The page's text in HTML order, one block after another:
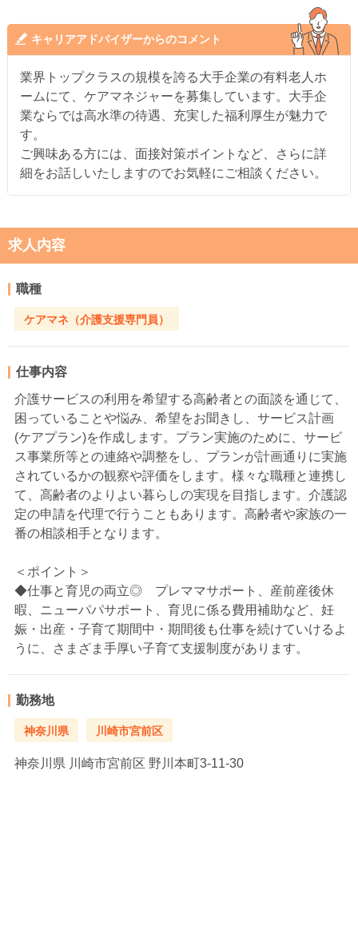
キャリアアドバイザーからのコメント
業界トップクラスの規模を誇る大手企業の有料老人ホ
ームにて、ケアマネジャーを募集しています。大手企
業ならでは高水準の待遇、充実した福利厚生が魅力で
す。
ご興味ある方には、面接対策ポイントなど、さらに詳
細をお話しいたしますのでお気軽にご相談ください。
求人内容
職種
ケアマネ（介護支援専門員）
仕事内容
介護サービスの利用を希望する高齢者との面談を通じて、
困っていることや悩み、希望をお聞きし、サービス計画
(ケアプラン)を作成します。プラン実施のために、サービ
ス事業所等との連絡や調整をし、プランが計画通りに実施
されているかの観察や評価をします。様々な職種と連携し
て、高齢者のよりよい暮らしの実現を目指します。介護認
定の申請を代理で行うこともあります。高齢者や家族の一
番の相談相手となります。
＜ポイント＞
◆仕事と育児の両立◎ プレママサポート、産前産後休
暇、ニューパパサポート、育児に係る費用補助など、妊
娠・出産・子育て期間中・期間後も仕事を続けていけるよ
うに、さまざま手厚い子育て支援制度があります。
勤務地
神奈川県 川崎市宮前区
神奈川県 川崎市宮前区 野川本町3-11-30